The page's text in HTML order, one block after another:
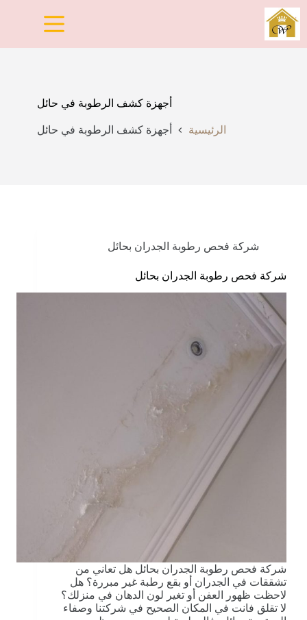
التجاوز
إلى
المحتوى
أجهزة كشف الرطوبة في حائل
الرئيسية أجهزة كشف الرطوبة في حائل
شركة فحص رطوبة الجدران بحائل
شركة فحص رطوبة الجدران بحائل
شركة فحص رطوبة الجدران بحائل هل تعاني من
تشققات في الجدران أو بقع رطبة غير مبررة؟ هل
لاحظت ظهور العفن أو تغير لون الدهان في منزلك؟
لا تقلق فانت في المكان الصحيح في شركتنا وصفاء